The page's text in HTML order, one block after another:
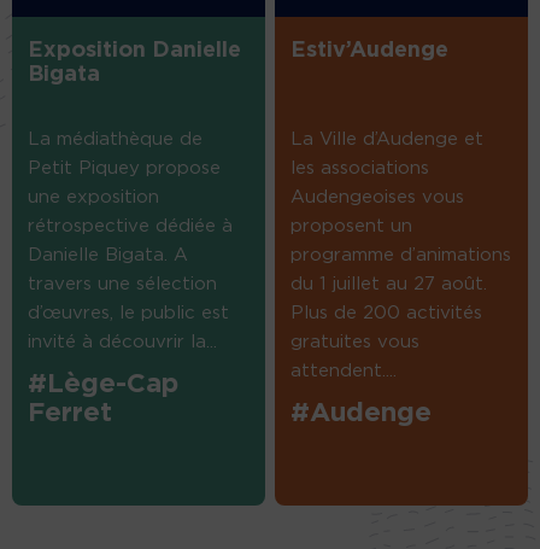
Exposition Danielle
Bigata
La médiathèque de
Petit Piquey propose
une exposition
rétrospective dédiée à
Danielle Bigata. A
travers une sélection
d’œuvres, le public est
invité à découvrir la...
#Lège-Cap
Ferret
Estiv’Audenge
La Ville d’Audenge et
les associations
Audengeoises vous
proposent un
programme d’animations
du 1 juillet au 27 août.
Plus de 200 activités
gratuites vous
attendent....
#Audenge